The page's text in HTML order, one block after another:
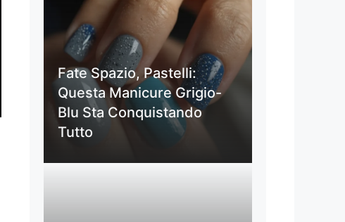
Fate Spazio, Pastelli:
Questa Manicure Grigio-
Blu Sta Conquistando
Tutto